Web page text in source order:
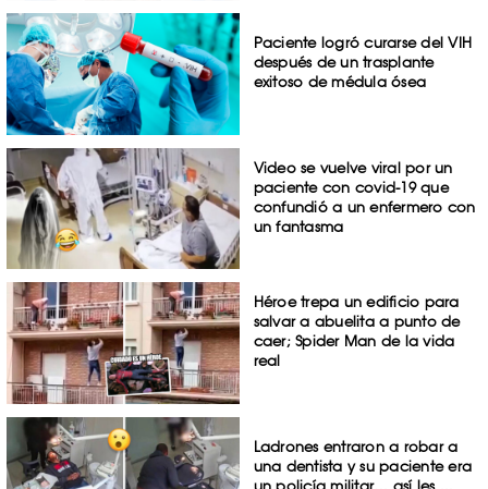
Paciente logró curarse del VIH
después de un trasplante
exitoso de médula ósea
Video se vuelve viral por un
paciente con covid-19 que
confundió a un enfermero con
un fantasma
Héroe trepa un edificio para
salvar a abuelita a punto de
caer; Spider Man de la vida
real
Ladrones entraron a robar a
una dentista y su paciente era